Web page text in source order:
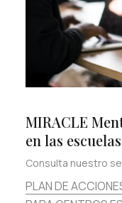
MIRACLE
en las
Consulta nuestro
PLAN DE